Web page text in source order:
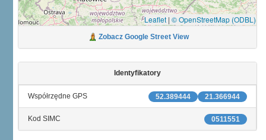
Leaflet | © OpenStreetMap (ODBL)
Zobacz Google Street View
Identyfikatory
21.366944
52.389444
Współrzędne GPS
0511551
Kod SIMC